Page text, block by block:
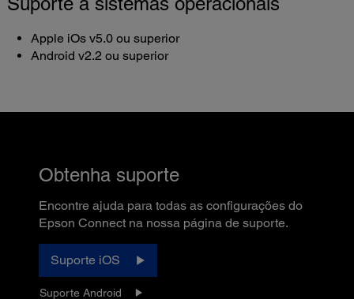
Apple iOs v5.0 ou superior
Android v2.2 ou superior
Obtenha suporte
Encontre ajuda para todas as configurações do
Epson Connect na nossa página de suporte.
Suporte iOS
Suporte Android